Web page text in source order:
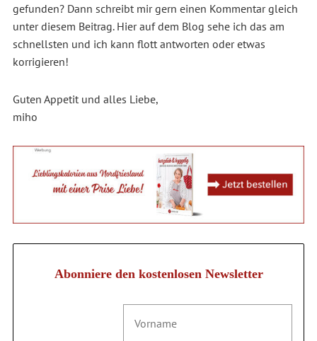
gefunden? Dann schreibt mir gern einen Kommentar gleich
unter diesem Beitrag. Hier auf dem Blog sehe ich das am
schnellsten und ich kann flott antworten oder etwas
korrigieren!
Guten Appetit und alles Liebe,
miho
Abonniere den kostenlosen Newsletter